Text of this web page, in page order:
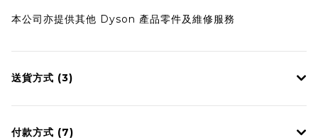
本公司亦提供其他 Dyson 產品零件及維修服務
送貨方式 (3)
付款方式 (7)